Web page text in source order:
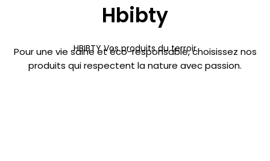
Hbibty
HBIBTY Vos produits du terroir
Pour une vie saine et éco-responsable, choisissez nos
produits qui respectent la nature avec passion.